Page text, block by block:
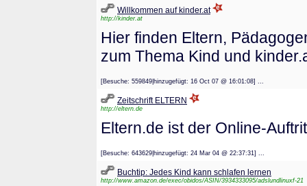
Willkommen auf kinder.at
http://kinder.at
Hier finden Eltern,
zum Thema Kind und
[Besuche: 559849|hinzugefügt: 16 Oct 07 @ 16:01:08] ...
Zeitschrift ELTERN
http://eltern.de
Eltern.de ist der Online-
[Besuche: 643629|hinzugefügt: 24 Mar 04 @ 22:37:31] ...
Buchtip: Jedes Kind kann schlafen lernen
http://www.amazon.de/exec/obidos/ASIN/3934333095/adslundlinuxf-21